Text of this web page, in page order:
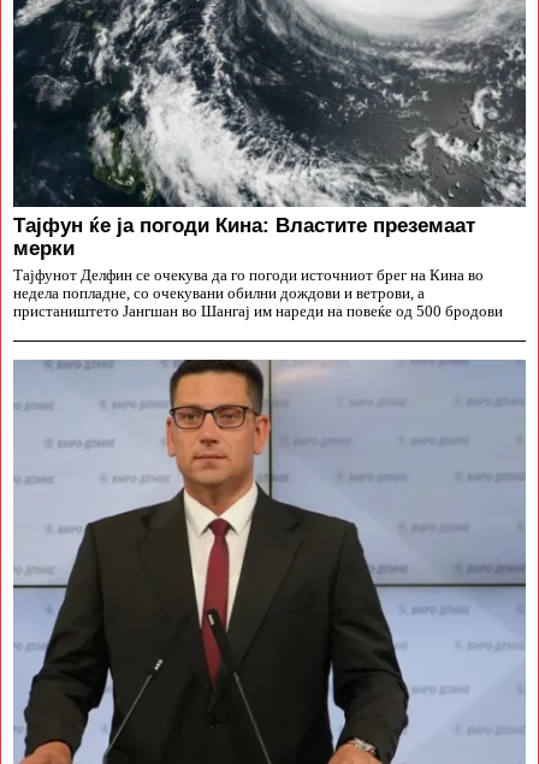
Тајфун ќе ја погоди Кина: Властите преземаат
мерки
Тајфунот Делфин се очекува да го погоди источниот брег на Кина во
недела попладне, со очекувани обилни дождови и ветрови, а
пристаништето Јангшан во Шангај им нареди на повеќе од 500 бродови